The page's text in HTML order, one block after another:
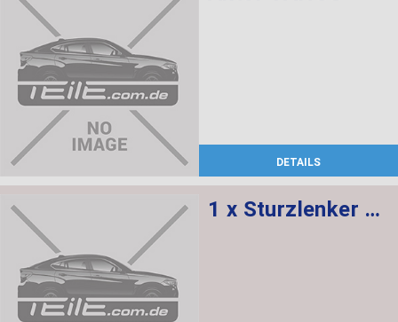
DETAILS
1 x Sturzlenker mit Gummilager, 1 x Abdeckung rechts